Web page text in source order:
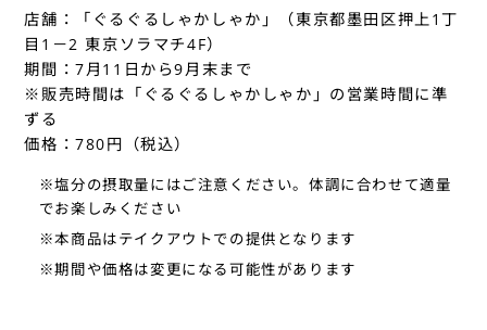
店舗：「ぐるぐるしゃかしゃか」（東京都墨田区押上1丁
目1－2 東京ソラマチ4F）
期間：7月11日から9月末まで
※販売時間は「ぐるぐるしゃかしゃか」の営業時間に準
ずる
価格：780円（税込）
※塩分の摂取量にはご注意ください。体調に合わせて適量
でお楽しみください
※本商品はテイクアウトでの提供となります
※期間や価格は変更になる可能性があります